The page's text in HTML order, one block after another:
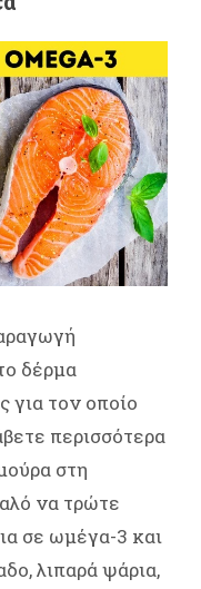
δέρμα
για τον οποίο
περισσότερα
στη
να τρώτε
σε ωμέγα-3 και
λιπαρά ψάρια,